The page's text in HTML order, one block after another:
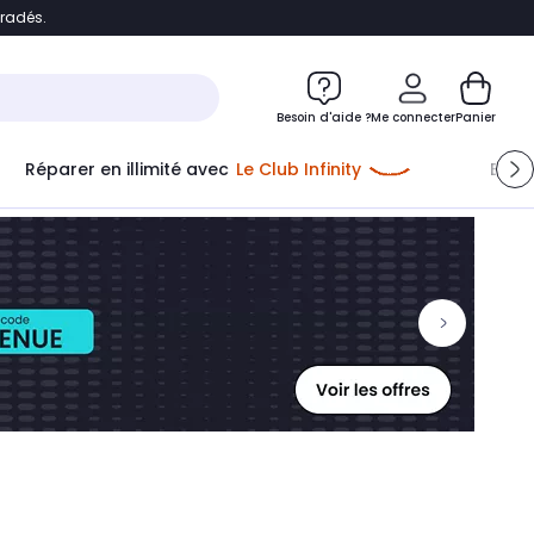
Besoin d'aide ?Me connecter
Me connecter
Nouveau clientCréer mon compte
ou me connecter avec
Panier
Réparer en illimité avec Le Club Infinity